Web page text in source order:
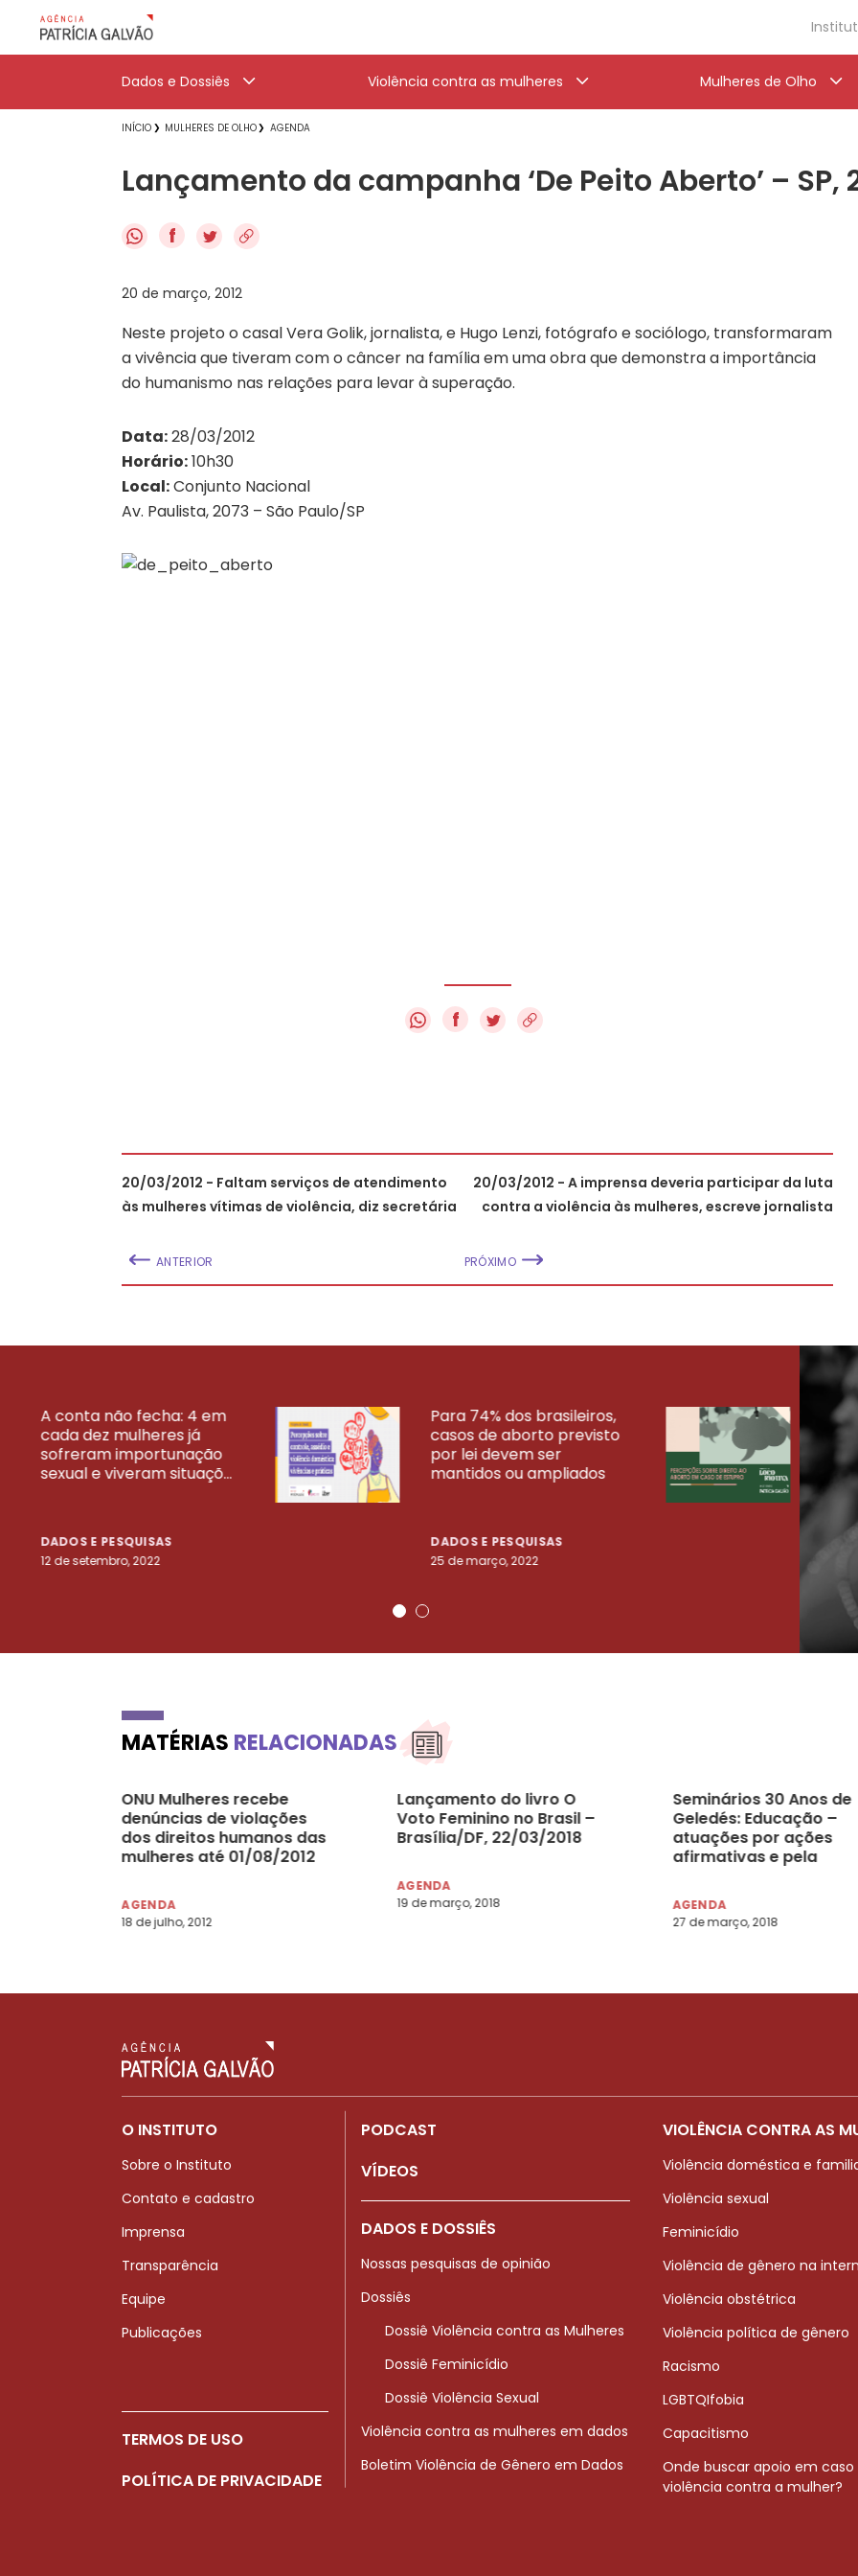
Dados e Dossiês Violência contra as mulheres Mulheres de Olho
INÍCIO MULHERES DE OLHO AGENDA
Lançamento da campanha ‘De Peito Aberto’ – SP,
f
20 de março, 2012
Neste projeto o casal Vera Golik, jornalista, e Hugo Lenzi, fotógrafo e sociólogo, transformaram
a vivência que tiveram com o câncer na família em uma obra que demonstra a importância
do humanismo nas relações para levar à superação.
Data:28/03/2012
Horário:10h30
Local:Conjunto Nacional
Av. Paulista, 2073 – São Paulo/SP
f
20/03/2012 - Faltam serviços de atendimento
às mulheres vítimas de violência, diz secretária
ANTERIOR
20/03/2012 - A imprensa deveria participar da luta
contra a violência às mulheres, escreve jornalista
PRÓXIMO
A conta não fecha: 4 em
cada dez mulheres já
sofreram importunação
sexual e viveram situaçõ...
DADOS E PESQUISAS
12 de setembro, 2022
Para 74% dos brasileiros,
casos de aborto previsto
por lei devem ser
mantidos ou ampliados
DADOS E PESQUISAS
25 de março, 2022
23
VEJA MAIS PESQUISAS
MATÉRIAS RELACIONADAS
ONU Mulheres recebe
denúncias de violações
dos direitos humanos das
mulheres até 01/08/2012
AGENDA
18 de julho, 2012
Lançamento do livro O
Voto Feminino no Brasil –
Brasília/DF, 22/03/2018
AGENDA
19 de março, 2018
Seminários 30 Anos de
Geledés: Educação –
atuações por ações
afirmativas e pela
Paulo/SP, 12/04/2018
AGENDA
27 de março, 2018
O INSTITUTO
Sobre o Instituto
Contato e cadastro
Imprensa
Transparência
Equipe
Publicações
TERMOS DE USO
POLÍTICA DE PRIVACIDADE
PODCAST
VÍDEOS
DADOS E DOSSIÊS
Nossas pesquisas de opinião
Dossiês
Dossiê Violência contra as Mulheres
Dossiê Feminicídio
Dossiê Violência Sexual
Violência contra as mulheres em dados
Boletim Violência de Gênero em Dados
VIOLÊNCIA CONTRA AS
Violência doméstica e
Violência sexual
Feminicídio
Violência de gênero na
Violência obstétrica
Violência política de gênero
Racismo
LGBTQIfobia
Capacitismo
Onde buscar apoio em caso
violência contra a mulher?